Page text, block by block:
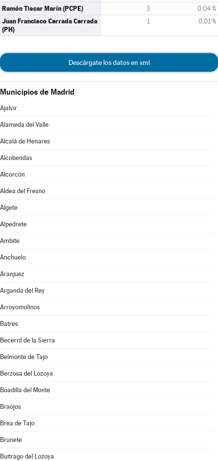
Ramón Tiscar Marín (PCPE) 3 0,04 %
Juan Francisco Cerrada Cerrada
(PH)
1 0,01 %
Descárgate los datos en xml
Municipios de Madrid
Ajalvir
Alameda del Valle
Alcalá de Henares
Alcobendas
Alcorcón
Aldea del Fresno
Algete
Alpedrete
Ambite
Anchuelo
Aranjuez
Arganda del Rey
Arroyomolinos
Batres
Becerril de la Sierra
Belmonte de Tajo
Berzosa del Lozoya
Boadilla del Monte
Braojos
Brea de Tajo
Brunete
Buitrago del Lozoya